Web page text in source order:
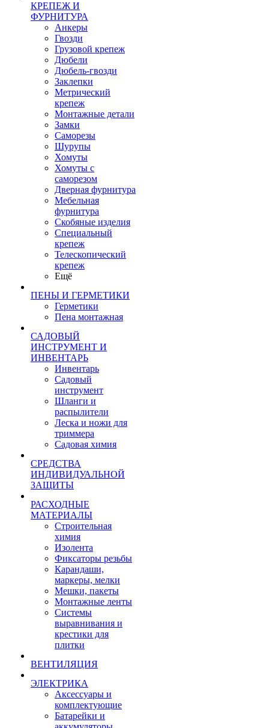
КРЕПЕЖ И
ФУРНИТУРА
Анкеры
Гвозди
Грузовой крепеж
Дюбели
Дюбель-гвозди
Заклепки
Метрический
крепеж
Монтажные детали
Замки
Саморезы
Шурупы
Хомуты
Хомуты с
саморезом
Дверная фурнитура
Мебельная
фурнитура
Скобяные изделия
Специальный
крепеж
Телескопический
крепеж
Ещё
ПЕНЫ И ГЕРМЕТИКИ
Герметики
Пена монтажная
САДОВЫЙ
ИНСТРУМЕНТ И
ИНВЕНТАРЬ
Инвентарь
Садовый
инструмент
Шланги и
распылители
Леска и ножи для
триммера
Садовая химия
СРЕДСТВА
ИНДИВИДУАЛЬНОЙ
ЗАЩИТЫ
РАСХОДНЫЕ
МАТЕРИАЛЫ
Строительная
химия
Изолента
Фиксаторы резьбы
Карандаши,
маркеры, мелки
Мешки, пакеты
Монтажные ленты
Системы
выравнивания и
крестики для
плитки
ВЕНТИЛЯЦИЯ
ЭЛЕКТРИКА
Аксессуары и
комплектующие
Батарейки и